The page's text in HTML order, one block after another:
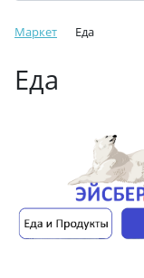
Маркет Еда
Еда